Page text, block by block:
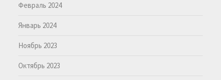
Февраль 2024
Январь 2024
Ноябрь 2023
Октябрь 2023